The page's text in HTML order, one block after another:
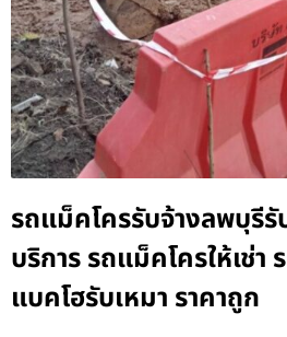
รถแม็คโครรับจ้างลพบุรี
บริการ รถแม็คโครให้เช่า
แบคโฮรับเหมา ราคาถูก